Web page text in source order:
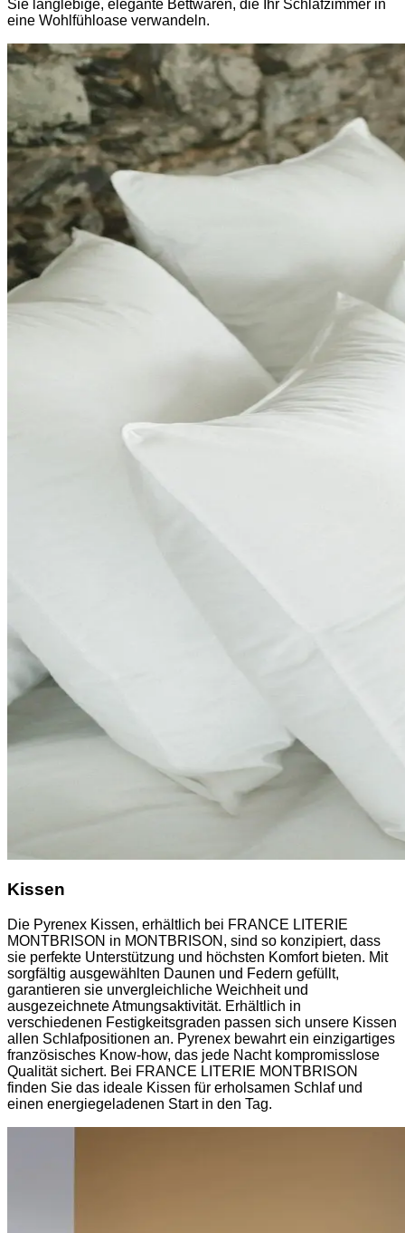
Sie langlebige, elegante Bettwaren, die Ihr Schlafzimmer in
eine Wohlfühloase verwandeln.
Kissen
Die Pyrenex Kissen, erhältlich bei FRANCE LITERIE
MONTBRISON in MONTBRISON, sind so konzipiert, dass
sie perfekte Unterstützung und höchsten Komfort bieten. Mit
sorgfältig ausgewählten Daunen und Federn gefüllt,
garantieren sie unvergleichliche Weichheit und
ausgezeichnete Atmungsaktivität. Erhältlich in
verschiedenen Festigkeitsgraden passen sich unsere Kissen
allen Schlafpositionen an. Pyrenex bewahrt ein einzigartiges
französisches Know-how, das jede Nacht kompromisslose
Qualität sichert. Bei FRANCE LITERIE MONTBRISON
finden Sie das ideale Kissen für erholsamen Schlaf und
einen energiegeladenen Start in den Tag.